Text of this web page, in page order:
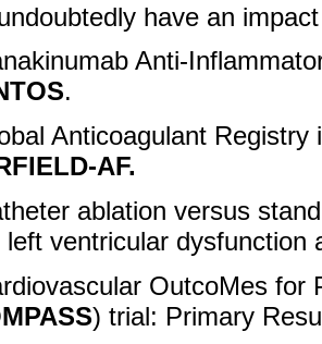
have an
Anti-
.
Anticoagulant
AF.
ablation versus
left ventricular dysfunction
OutcoMes for
) trial: Primary